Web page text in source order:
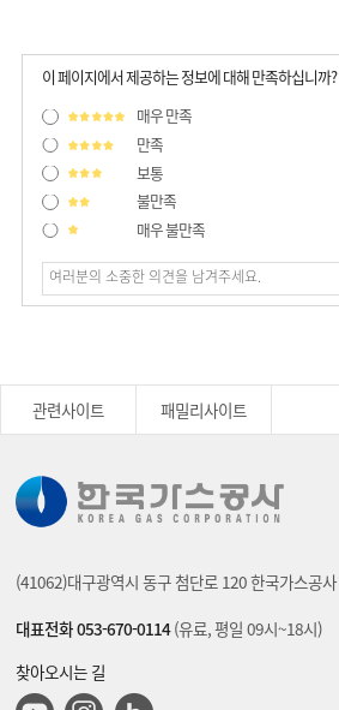
이 페이지에서 제공하는 정보에 대해 만족하십니까?
매우 만족
만족
보통
불만족
매우 불만족
관련사이트 패밀리사이트
(41062)대구광역시 동구 첨단로 120 한국가스공사
대표전화 053-670-0114(유료, 평일 09시~18시)
찾아오시는 길